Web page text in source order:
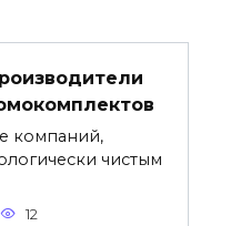
компаний,
чистым
12